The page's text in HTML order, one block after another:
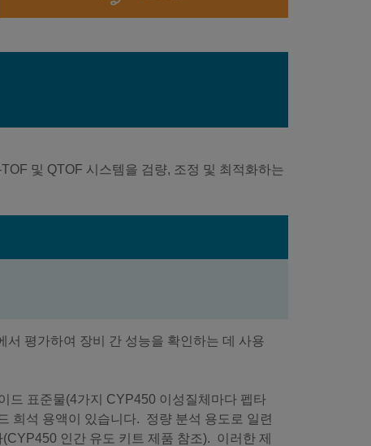
및 QTOF 시스템을 검량, 조정 및 최적화하는
평가하여 장비 간 성능을 확인하는 데 사용
드 표준물(4가지 CYP450 이성질체마다 펩타
희석 용액이 있습니다. 정량 분석 용도로 일련
인간 유도 키트 제품 참조). 이러한 제